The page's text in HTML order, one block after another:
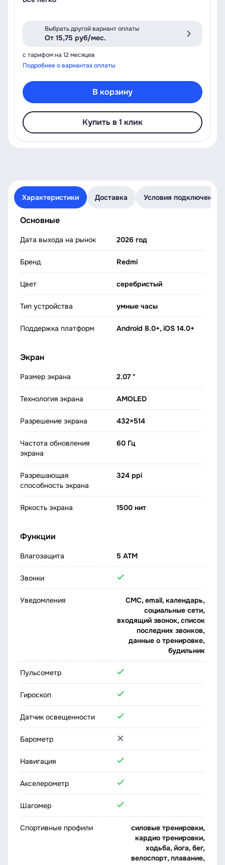
Выбрать другой вариант оплаты
От 15,75 руб/мес.
с тарифом на 12 месяцев
Подробнее о вариантах оплаты
В корзину
Купить в 1 клик
Характеристики Доставка Условия подключения
Основные
Дата выхода на рынок 2026 год
Бренд Redmi
Цвет серебристый
Тип устройства умные часы
Поддержка платформ Android 8.0+, iOS 14.0+
Экран
Размер экрана 2.07 "
Технология экрана AMOLED
Разрешение экрана 432×514
Частота обновления
экрана
60 Гц
Разрешающая
способность экрана
324 ppi
Яркость экрана 1500 нит
Функции
Влагозащита 5 ATM
Звонки
Уведомления
СМС, email, календарь,
социальные сети,
входящий звонок, список
последних звонков,
данные о тренировке,
будильник
Пульсометр
Гироскоп
Датчик освещенности
Барометр
Навигация
Акселерометр
Шагомер
Спортивные профили
силовые тренировки,
кардио тренировки,
ходьба, йога, бег,
велоспорт, плавание,